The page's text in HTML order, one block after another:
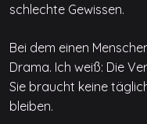
schlechte Gewissen.
Bei dem einen
Drama. Ich weiß: Die
Sie braucht keine
bleiben.